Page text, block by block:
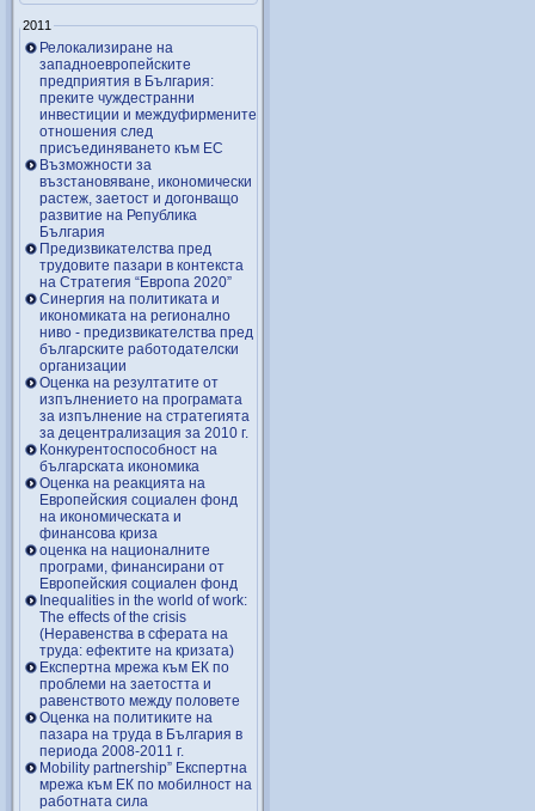
2011
Релокализиране на
западноевропейските
предприятия в България:
преките чуждестранни
инвестиции и междуфирмените
отношения след
присъединяването към ЕС
Възможности за
възстановяване, икономически
растеж, заетост и догонващо
развитие на Република
България
Предизвикателства пред
трудовите пазари в контекста
на Стратегия “Европа 2020”
Синергия на политиката и
икономиката на регионално
ниво - предизвикателства пред
българските работодателски
организации
Оценка на резултатите от
изпълнението на програмата
за изпълнение на стратегията
за децентрализация за 2010 г.
Конкурентоспособност на
българската икономика
Оценка на реакцията на
Европейския социален фонд
на икономическата и
финансова криза
оценка на националните
програми, финансирани от
Европейския социален фонд
Inequalities in the world of work:
The effects of the crisis
(Неравенства в сферата на
труда: ефектите на кризата)
Експертна мрежа към ЕК по
проблеми на заетостта и
равенството между половете
Оценка на политиките на
пазара на труда в България в
периода 2008-2011 г.
Mobility partnership” Експертна
мрежа към ЕК по мобилност на
работната сила